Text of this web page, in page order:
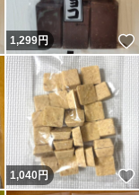
いいね！
1,299円
いいね！
1,040 円